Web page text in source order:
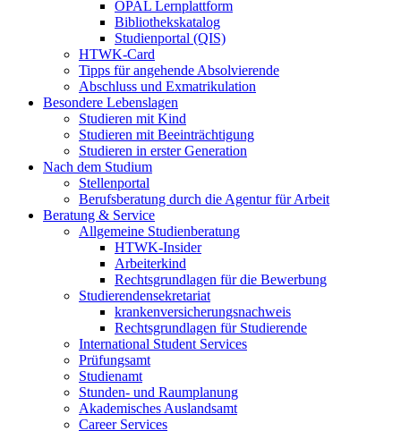
OPAL Lernplattform
Bibliothekskatalog
Studienportal (QIS)
HTWK-Card
Tipps für angehende Absolvierende
Abschluss und Exmatrikulation
Besondere Lebenslagen
Studieren mit Kind
Studieren mit Beeinträchtigung
Studieren in erster Generation
Nach dem Studium
Stellenportal
Berufsberatung durch die Agentur für Arbeit
Beratung & Service
Allgemeine Studienberatung
HTWK-Insider
Arbeiterkind
Rechtsgrundlagen für die Bewerbung
Studierendensekretariat
krankenversicherungsnachweis
Rechtsgrundlagen für Studierende
International Student Services
Prüfungsamt
Studienamt
Stunden- und Raumplanung
Akademisches Auslandsamt
Career Services